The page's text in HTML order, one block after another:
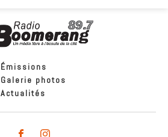
Émissions
Galerie photos
Actualités